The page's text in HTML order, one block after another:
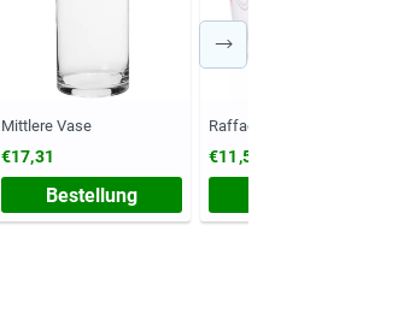
Mittlere Vase
€17,31
Bestellung
Raffaello Bonbons 150 g
€11,54